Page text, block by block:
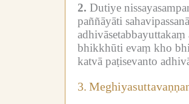
2. Dutiye
paññāyāti
adhivāsetabbayuttakaṃ
bhikkhūti evaṃ kho
katvā paṭisevanto
3.